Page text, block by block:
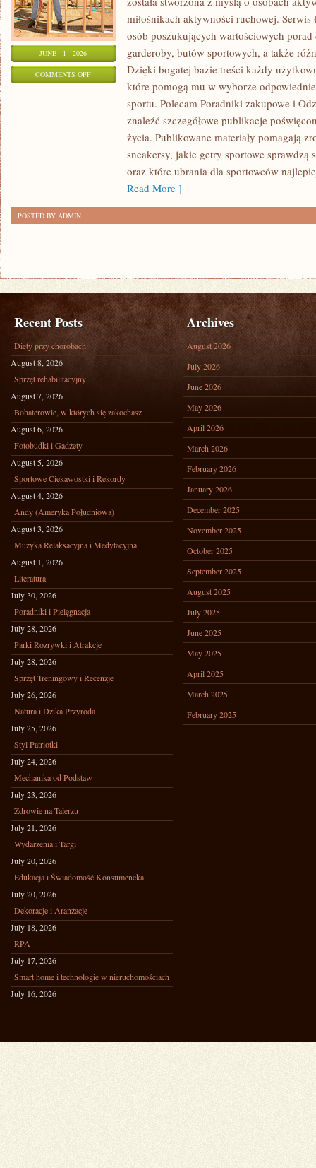
JUNE - 1 - 2026
COMMENTS OFFON
PRODUKTÓW
miłośnikach aktywności ruchowej.
osób poszukujących wartościowych
garderoby, butów sportowych, a także
Dzięki bogatej bazie treści każdy
które pomogą mu w wyborze
sportu. Polecam Poradniki zakupowe i
znaleźć szczegółowe publikacje
życia. Publikowane materiały pomagają
sneakersy, jakie getry sportowe sprawdzą
oraz które ubrania dla sportowców
Read More ]
POSTED BY ADMIN
Recent Posts
Diety przy chorobach
August 8, 2026
Sprzęt rehabilitacyjny
August 7, 2026
Bohaterowie, w których się zakochasz
August 6, 2026
Fotobudki i Gadżety
August 5, 2026
Sportowe Ciekawostki i Rekordy
August 4, 2026
Andy (Ameryka Południowa)
August 3, 2026
Muzyka Relaksacyjna i Medytacyjna
August 1, 2026
Literatura
July 30, 2026
Poradniki i Pielęgnacja
July 28, 2026
Parki Rozrywki i Atrakcje
July 28, 2026
Sprzęt Treningowy i Recenzje
July 26, 2026
Natura i Dzika Przyroda
July 25, 2026
Styl Patriotki
July 24, 2026
Mechanika od Podstaw
July 23, 2026
Zdrowie na Talerzu
July 21, 2026
Wydarzenia i Targi
July 20, 2026
Edukacja i Świadomość Konsumencka
July 20, 2026
Dekoracje i Aranżacje
July 18, 2026
RPA
July 17, 2026
Smart home i technologie w nieruchomościach
July 16, 2026
Archives
August 2026
July 2026
June 2026
May 2026
April 2026
March 2026
February 2026
January 2026
December 2025
November 2025
October 2025
September 2025
August 2025
July 2025
June 2025
May 2025
April 2025
March 2025
February 2025